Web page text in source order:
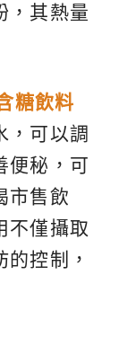
，其熱量
糖飲料
，可以調
便秘，可
市售飲
不僅攝取
控制，